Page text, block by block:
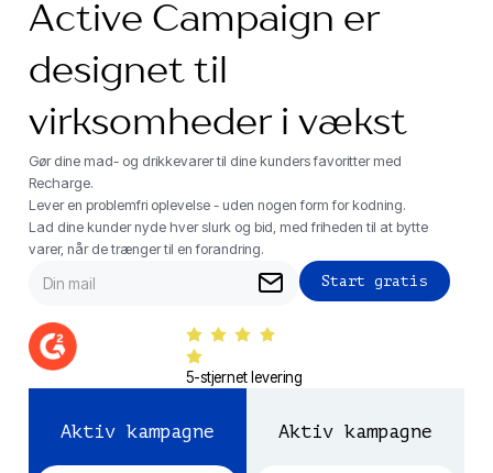
Active Campaign er
designet til
virksomheder i vækst
Gør dine mad- og drikkevarer til dine kunders favoritter med
Recharge.
Lever en problemfri oplevelse - uden nogen form for kodning.
Lad dine kunder nyde hver slurk og bid, med friheden til at bytte
varer, når de trænger til en forandring.
5-stjernet levering
Aktiv kampagne Aktiv kampagne